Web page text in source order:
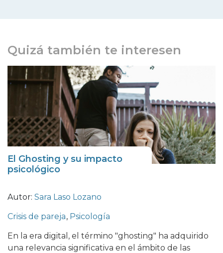
Quizá también te interesen
El Ghosting y su impacto
psicológico
Autor: Sara Laso Lozano
Crisis de pareja, Psicología
En la era digital, el término "ghosting" ha adquirido
una relevancia significativa en el ámbito de las